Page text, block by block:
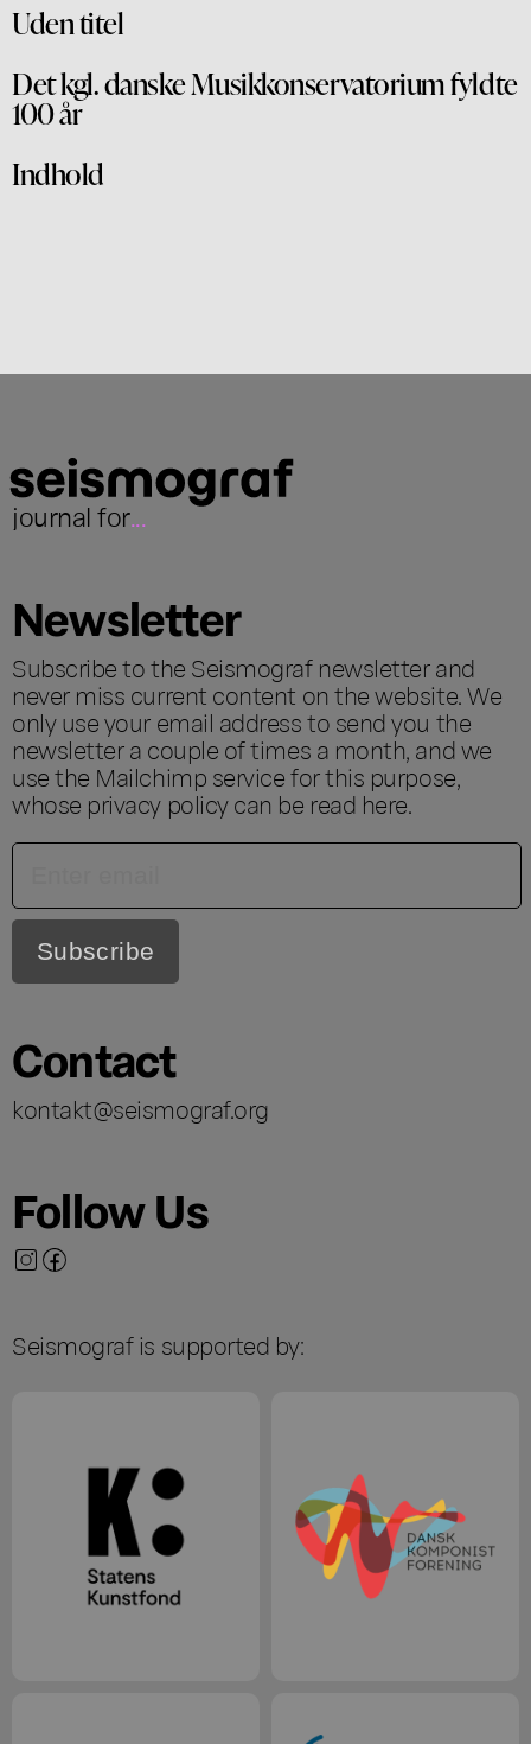
Uden titel
Det kgl. danske Musikkonservatorium fyldte
100 år
Indhold
journal for...
Newsletter
Subscribe to the Seismograf newsletter and
never miss current content on the website. We
only use your email address to send you the
newsletter a couple of times a month, and we
use the Mailchimp service for this purpose,
whose privacy policy can be read here.
Contact
kontakt@seismograf.org
Follow Us
Seismograf is supported by: